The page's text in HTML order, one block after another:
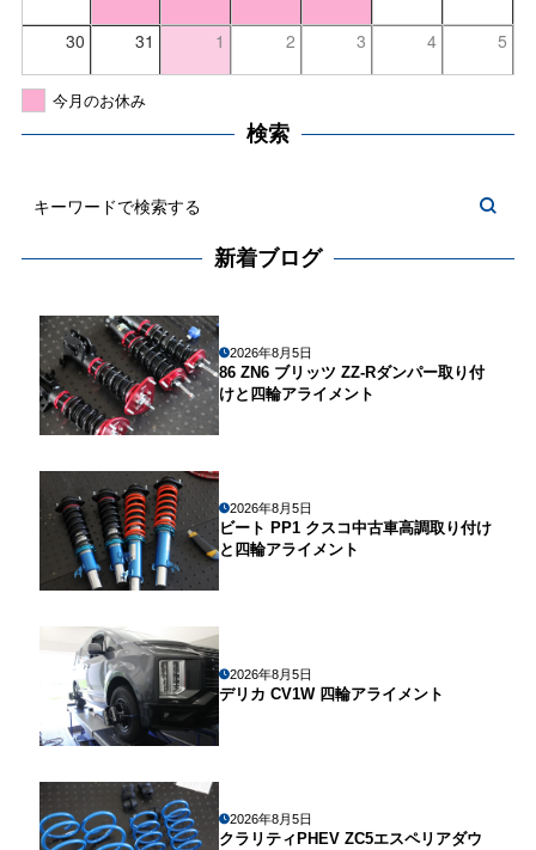
30 31 1 2 3 4 5
今月のお休み
検索
新着ブログ
2026年8月5日
86 ZN6 ブリッツ ZZ-Rダンパー取り付
けと四輪アライメント
2026年8月5日
ビート PP1 クスコ中古車高調取り付け
と四輪アライメント
2026年8月5日
デリカ CV1W 四輪アライメント
2026年8月5日
クラリティPHEV ZC5エスペリアダウ